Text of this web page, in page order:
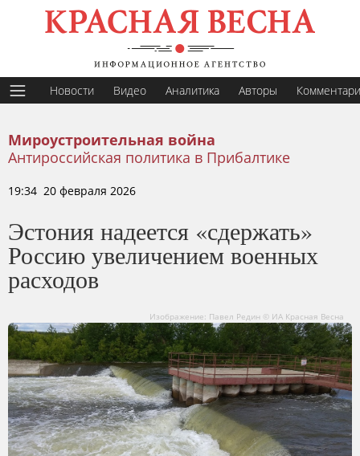
Новости Видео Аналитика Авторы
Мироустроительная война
Антироссийская политика в Прибалтике
19:34 20 февраля 2026
Эстония надеется «сдержать»
Россию увеличением военных
расходов
Изображение: Павел Редин © ИА Красная Весна